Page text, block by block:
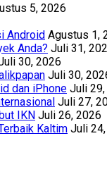
5, 2026
Android Agustus 1,
Anda? Juli 31,
30, 2026
Juli 30,
dan iPhone Juli
Juli 27,
IKN Juli 26, 2026
Kaltim Juli